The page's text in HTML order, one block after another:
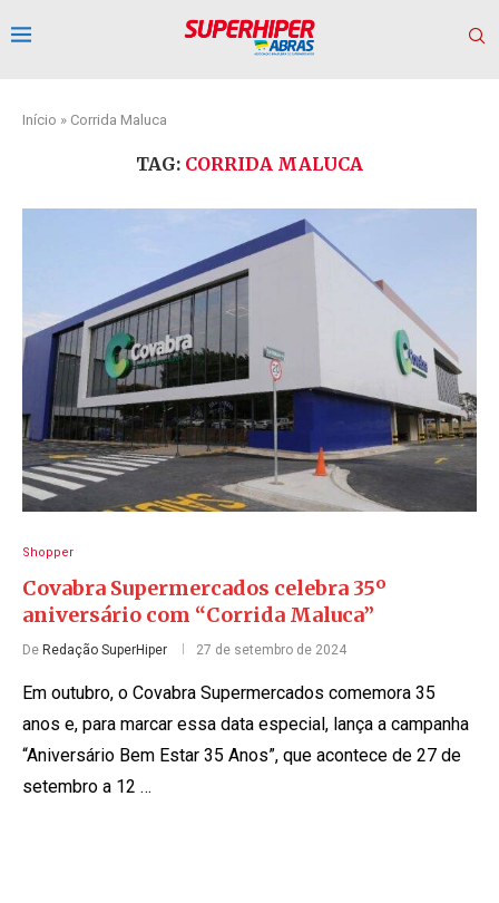
Início » Corrida Maluca
TAG: CORRIDA MALUCA
Shopper
Covabra Supermercados celebra 35º
aniversário com “Corrida Maluca”
De Redação SuperHiper 27 de setembro de 2024
Em outubro, o Covabra Supermercados comemora 35
anos e, para marcar essa data especial, lança a campanha
“Aniversário Bem Estar 35 Anos”, que acontece de 27 de
setembro a 12 …